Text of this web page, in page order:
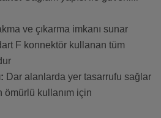
ve çıkarma imkanı sunar
F konnektör kullanan tüm
Dar alanlarda yer tasarrufu sağlar
ömürlü kullanım için